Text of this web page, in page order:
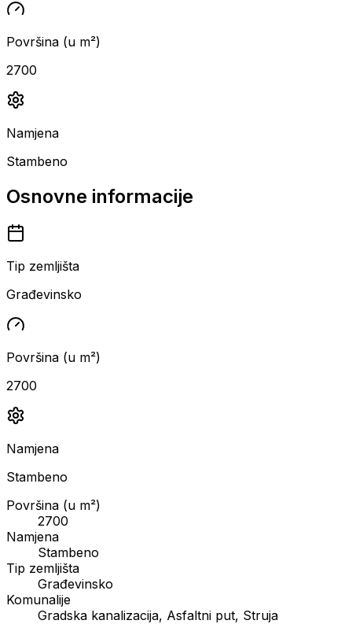
Površina (u m²)
2700
Namjena
Stambeno
Osnovne informacije
Tip zemljišta
Građevinsko
Površina (u m²)
2700
Namjena
Stambeno
Površina (u m²)
2700
Namjena
Stambeno
Tip zemljišta
Građevinsko
Komunalije
Gradska kanalizacija, Asfaltni put, Struja